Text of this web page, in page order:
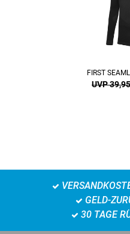
FIRST
UVP
GELD-
30 TAGE